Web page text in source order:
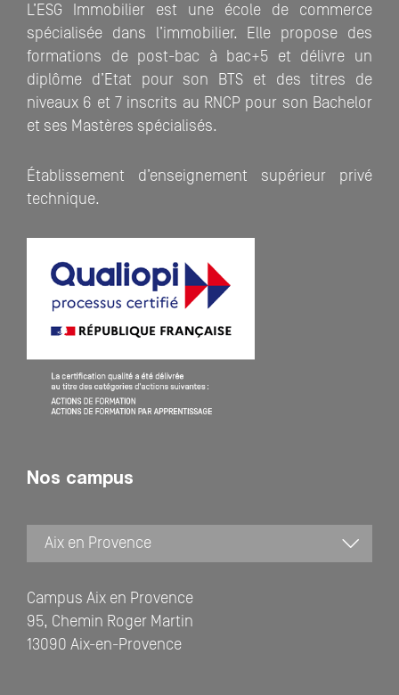
L’ESG Immobilier est une école de commerce
spécialisée dans l’immobilier. Elle propose des
formations de post-bac à bac+5 et délivre un
diplôme d’Etat pour son BTS et des titres de
niveaux 6 et 7 inscrits au RNCP pour son Bachelor
et ses Mastères spécialisés.
Établissement d’enseignement supérieur privé
technique.
Nos campus
Campus Aix en Provence
95, Chemin Roger Martin
13090 Aix-en-Provence